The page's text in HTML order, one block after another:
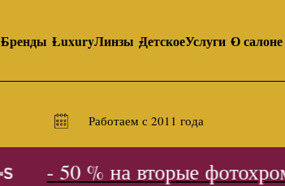
Бренды LuxuryЛинзы ДетскоеУслуги О салоне
Работаем с 2011 года
- 50 % на вторые фотохромы